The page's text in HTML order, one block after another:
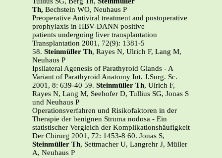
Th, Bechstein WO, Neuhaus P
Preoperative Antiviral treatment and postoperative
prophylaxis in HBV-DANN positive
patients undergoing liver transplantation
Transplantation 2001, 72(9): 1381-5
58. Steinmüller Th, Rayes N, Ulrich F, Lang M,
Neuhaus P
Ipsilateral Agenesis of Parathyroid Glands - A
Variant of Parathyroid Anatomy Int. J.Surg. Sc.
2001, 8: 639-40 59. Steinmüller Th, Ulrich F,
Rayes N, Lang M, Seehofer D, Tullius SG, Jonas S
und Neuhaus P
Operationsverfahren und Risikofaktoren in der
Therapie der benignen Struma nodosa - Ein
statistischer Vergleich der Komplikationshäufigkeit
Der Chirurg 2001, 72: 1453-8 60. Jonas S,
Steinmüller Th, Settmacher U, Langrehr J, Müller
A, Neuhaus P